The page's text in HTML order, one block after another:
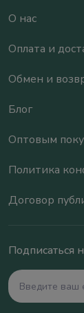
О нас
Оплата и
Обмен и
Блог
Оптовым
Политика
Договор
Подписаться